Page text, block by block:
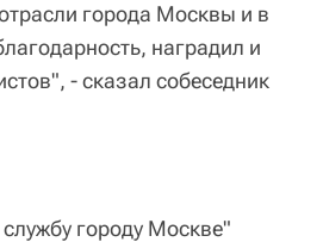
города Москвы и в
наградил и
- сказал собеседник
городу Москве"